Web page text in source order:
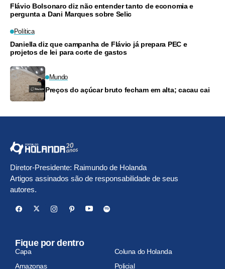
Flávio Bolsonaro diz não entender tanto de economia e
pergunta a Dani Marques sobre Selic
Política
Daniella diz que campanha de Flávio já prepara PEC e
projetos de lei para corte de gastos
Mundo
Preços do açúcar bruto fecham em alta; cacau cai
Diretor-Presidente: Raimundo de Holanda
Artigos assinados são de responsabilidade de seus
autores.
Fique por dentro
Capa
Coluna do Holanda
Amazonas
Policial